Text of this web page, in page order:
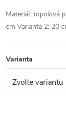
Materiál: topolová
cm Varianta 2: 20
Varianta